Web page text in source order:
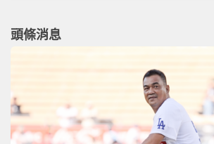
頭條消息